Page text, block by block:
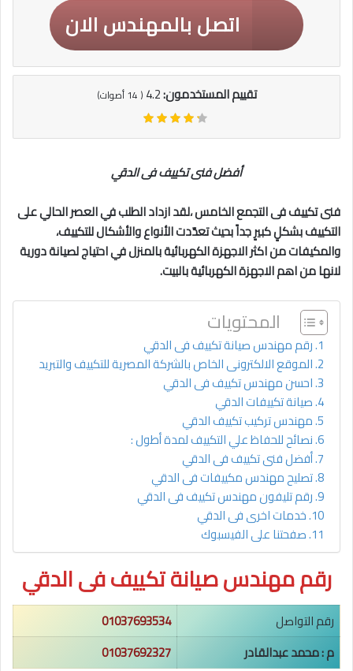
اتصل بالمهندس الان
تقييم المستخدمون:4.2
(
14أصوات)
أفضل فنى تكييف فى الدقي
فنى تكييف فى التجمع الخامس،لقد ازداد الطلب في العصر الحالي على
التكييف بشكلٍ كبيرٍ جداً بحيث تعدّدت الأنواع والأشكال للتكييف،
والمكيفات من اكثر الاجهزة الكهربائية بالمنزل في احتياج لصيانة دورية
لانها من اهم الاجهزة الكهربائية بالبيت.
المحتويات
رقم مهندس صيانة تكييف فى الدقي
الموقع الالكترونى الخاص بالشركة المصرية للتكييف والتبريد
احسن مهندس تكييف فى الدقي
صيانة تكييفات الدقي
مهندس تركيب تكييف الدقي
نصائح للحفاظ علي التكييف لمدة أطول :
أفضل فنى تكييف فى الدقي
تصليح مهندس مكييفات فى الدقي
رقم تليفون مهندس تكييف فى الدقي
خدمات اخرى فى الدقي
صفحتنا على الفيسبوك
رقم مهندس صيانة تكييف فى الدقي
رقم التواصل
01037693534
م : محمد عبدالقادر
01037692327